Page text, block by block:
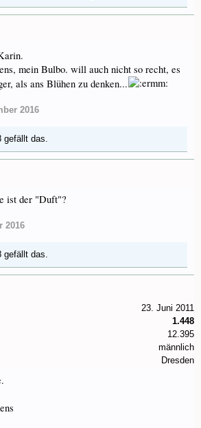
mein Bulbo. will auch nicht so recht, es
als ans Blühen zu denken...
2016
gefällt das.
ist der "Duft"?
2016
gefällt das.
23. Juni 2011
1.448
12.395
männlich
Dresden